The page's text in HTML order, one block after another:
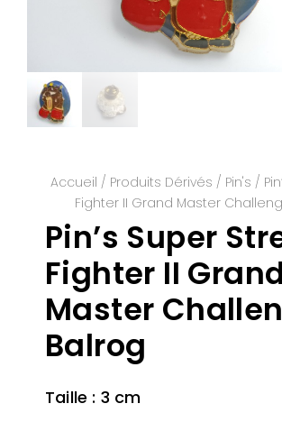
Accueil / Produits Dérivés / Pin's /
Fighter II Grand Master
Pin’s Super
Fighter II Grand
Master
Balrog
Taille : 3 cm